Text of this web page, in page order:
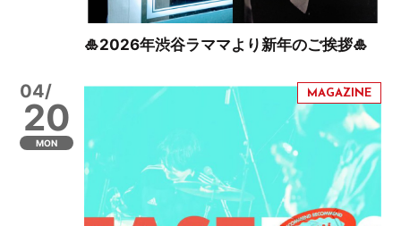
🎍2026年渋谷ラママより新年のご挨拶🎍
04/
20
MON